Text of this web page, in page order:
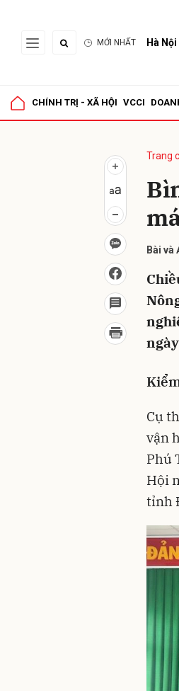
MỚI NHẤT Hà Nội
CHÍNH TRỊ - XÃ HỘI VCCI
Trang
Bài và
Cụ
vận
Phú
Hội
tỉnh